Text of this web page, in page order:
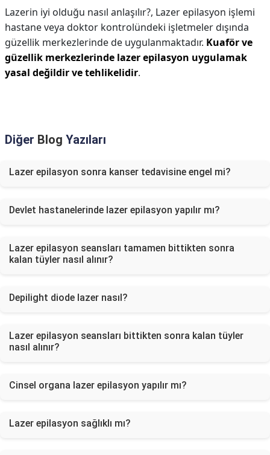
Lazerin iyi olduğu nasıl anlaşılır?, Lazer epilasyon işlemi
hastane veya doktor kontrolündeki işletmeler dışında
güzellik merkezlerinde de uygulanmaktadır. Kuaför ve
güzellik merkezlerinde lazer epilasyon uygulamak
yasal değildir ve tehlikelidir.
Diğer Blog Yazıları
Lazer epilasyon sonra kanser tedavisine engel mi?
Devlet hastanelerinde lazer epilasyon yapılır mı?
Lazer epilasyon seansları tamamen bittikten sonra
kalan tüyler nasıl alınır?
Depilight diode lazer nasıl?
Lazer epilasyon seansları bittikten sonra kalan tüyler
nasıl alınır?
Cinsel organa lazer epilasyon yapılır mı?
Lazer epilasyon sağlıklı mı?